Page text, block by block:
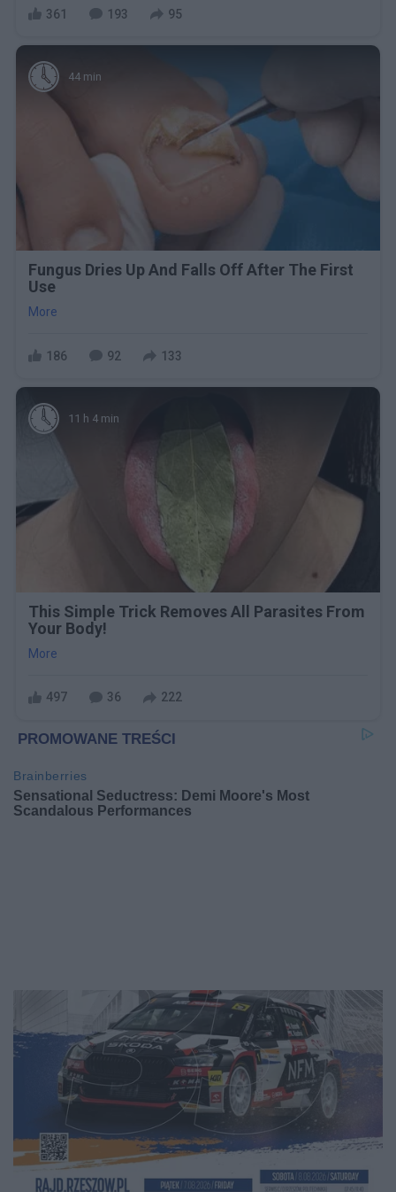
361 193 95
44 min
Fungus Dries Up And Falls Off After The First
Use
More
186 92 133
11 h 4 min
This Simple Trick Removes All Parasites From
Your Body!
More
497 36 222